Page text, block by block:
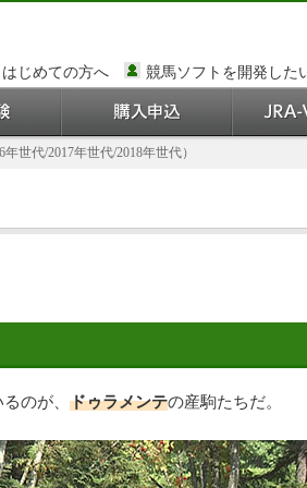
はじめての方へ 競馬ソフトを開発した
世代/2017年世代/2018年世代）
のが、 ドゥラメンテの産駒たちだ。